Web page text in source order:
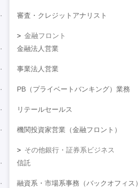
審査・クレジットアナリスト
金融フロント
金融法人営業
事業法人営業
PB（プライベートバンキング）業務
リテールセールス
機関投資家営業（金融フロント）
その他銀行・証券系ビジネス
信託
融資系・市場系事務（バックオフィス）